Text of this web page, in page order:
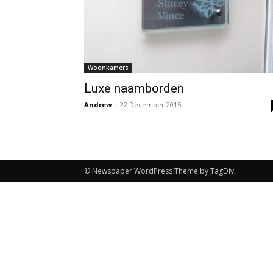
Woonkamers
Luxe naamborden
Andrew - 22 December 2015
© Newspaper WordPress Theme by TagDiv